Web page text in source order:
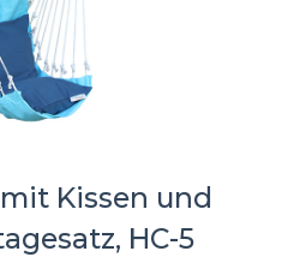
Kissen und
HC-5